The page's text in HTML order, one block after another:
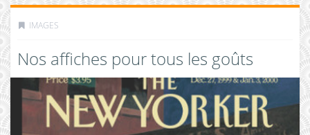
IMAGES
Nos affiches pour tous les goûts